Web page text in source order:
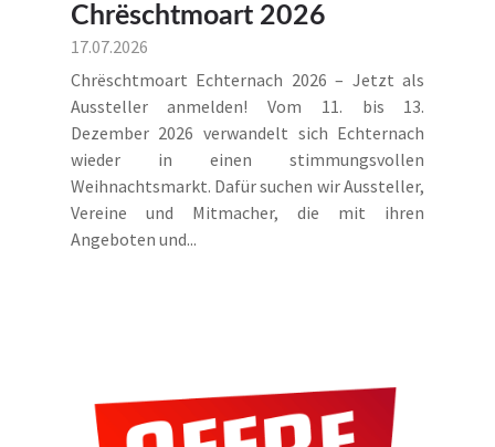
Chrëschtmoart 2026
17.07.2026
Chrëschtmoart Echternach 2026 – Jetzt als
Aussteller anmelden! Vom 11. bis 13.
Dezember 2026 verwandelt sich Echternach
wieder in einen stimmungsvollen
Weihnachtsmarkt. Dafür suchen wir Aussteller,
Vereine und Mitmacher, die mit ihren
Angeboten und...